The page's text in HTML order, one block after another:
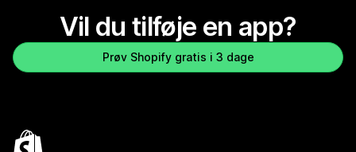
Vil du tilføje en app?
Prøv Shopify gratis i 3 dage